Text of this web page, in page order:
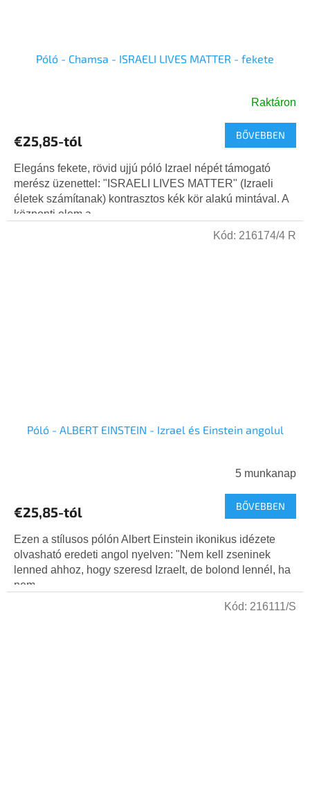
Póló - Chamsa - ISRAELI LIVES MATTER - fekete
Raktáron
€25,85-tól BŐVEBBEN
Elegáns fekete, rövid ujjú póló Izrael népét támogató
merész üzenettel: "ISRAELI LIVES MATTER" (Izraeli
életek számítanak) kontrasztos kék kör alakú mintával. A
központi elem a...
Póló - ALBERT EINSTEIN - Izrael és Einstein angolul
5 munkanap
€25,85-tól BŐVEBBEN
Ezen a stílusos pólón Albert Einstein ikonikus idézete
olvasható eredeti angol nyelven: "Nem kell zseninek
lenned ahhoz, hogy szeresd Izraelt, de bolond lennél, ha
nem...
Kód: 216174/4 R
Kód: 216111/S